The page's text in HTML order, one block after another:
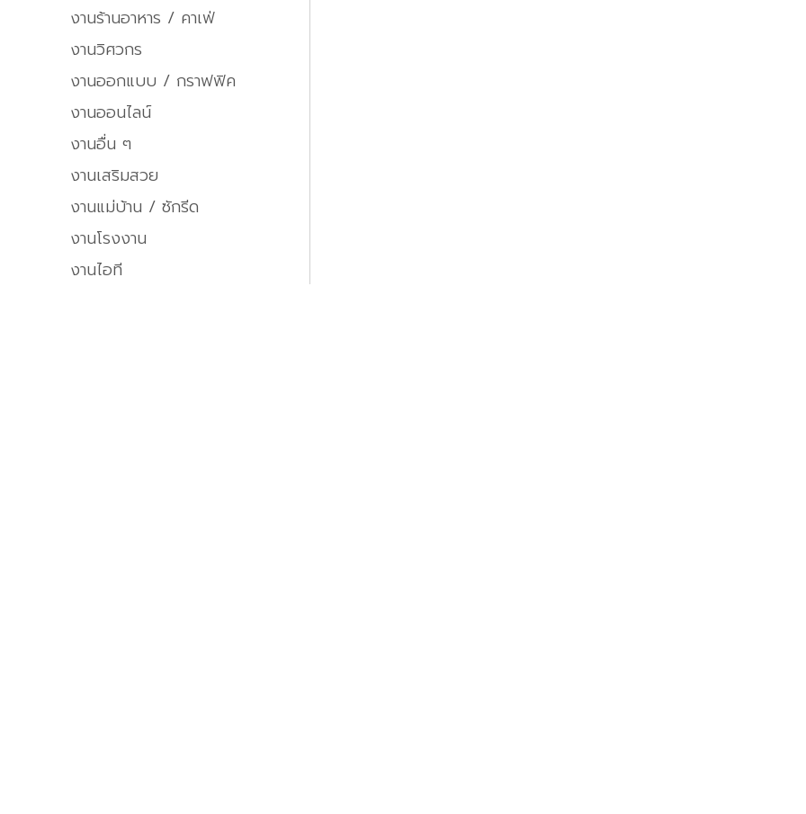
งานร้านอาหาร / คาเฟ่
งานวิศวกร
งานออกแบบ / กราฟฟิค
งานออนไลน์
งานอื่น ๆ
งานเสริมสวย
งานแม่บ้าน / ซักรีด
งานโรงงาน
งานไอที